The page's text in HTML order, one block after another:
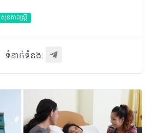
សុខភាពស្រ្តី
ទំនាក់ទំនង: